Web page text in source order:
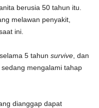
berusia 50 tahun itu.
melawan penyakit,
ini.
5 tahun survive , dan
mengalami tahap
dianggap dapat